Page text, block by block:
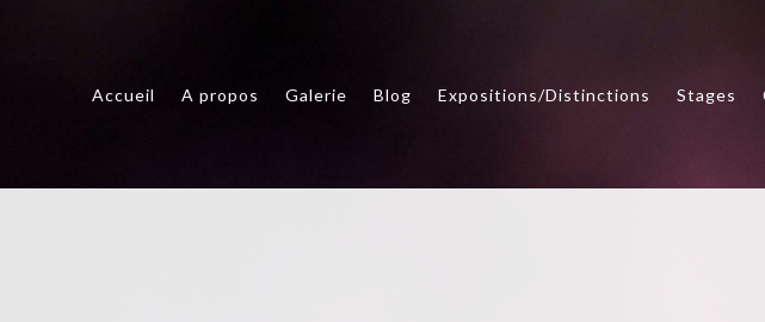
Accueil A propos Galerie Blog Expositions/Distinctions Stages